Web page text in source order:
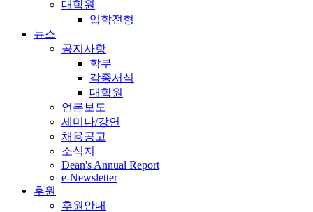
대학원
입학전형
뉴스
공지사항
학부
각종서식
대학원
언론보도
세미나/강연
채용공고
소식지
Dean's Annual Report
e-Newsletter
후원
후원안내